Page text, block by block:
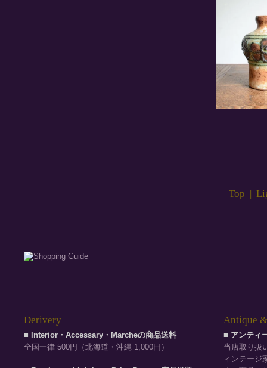
Top |
Derivery
■ Interior・Accessary・Marcheの商品送料
全国一律 500円（北海道・沖縄 1,000円）
Antique
■ アンティ
当店取り扱
ィンテージ